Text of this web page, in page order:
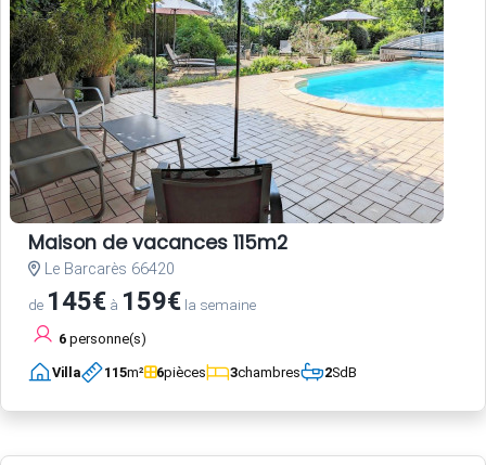
Maison de vacances 115m2
Le Barcarès 66420
de 145€ à 159€ la semaine
6 personne(s)
Villa 115m² 6pièces 3chambres 2SdB